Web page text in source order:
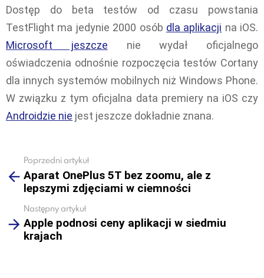
Dostęp do beta testów od czasu powstania
TestFlight ma jedynie 2000 osób dla aplikacji na iOS.
Microsoft jeszcze nie wydał oficjalnego
oświadczenia odnośnie rozpoczęcia testów Cortany
dla innych systemów mobilnych niż Windows Phone.
W związku z tym oficjalna data premiery na iOS czy
Androidzie nie jest jeszcze dokładnie znana.
more
Poprzedni artykuł
Aparat OnePlus 5T bez zoomu, ale z
lepszymi zdjęciami w ciemności
Następny artykuł
Apple podnosi ceny aplikacji w siedmiu
krajach